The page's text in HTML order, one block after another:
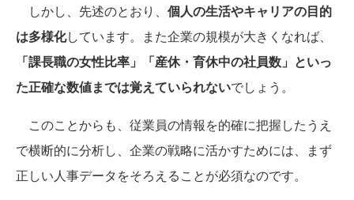
しかし、先述のとおり、 個人の生活やキャリアの目的
は多様化しています。また企業の規模が大きくなれば、
「課長職の女性比率」「産休・育休中の社員数」といっ
た正確な数値までは覚えていられないでしょう。
このことからも、従業員の情報を的確に把握したうえ
で横断的に分析し、企業の戦略に活かすためには、まず
正しい人事データをそろえることが必須なのです。